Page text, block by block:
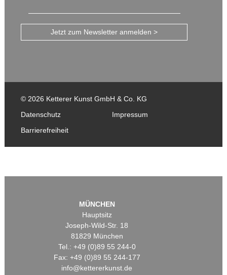
Jetzt zum Newsletter anmelden >
© 2026 Ketterer Kunst GmbH & Co. KG
Datenschutz
Impressum
Barrierefreiheit
MÜNCHEN
Hauptsitz
Joseph-Wild-Str. 18
81829 München
Tel.: +49 (0)89 55 244-0
Fax: +49 (0)89 55 244-177
info@kettererkunst.de